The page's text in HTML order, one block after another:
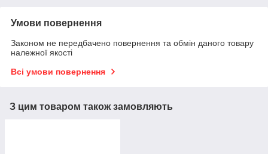
Умови повернення
Законом не передбачено повернення та обмін даного товару
належної якості
Всі умови повернення
З цим товаром також замовляють